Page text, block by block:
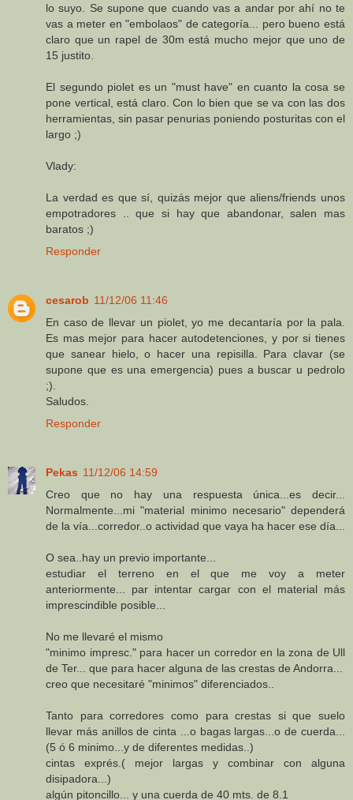
lo suyo. Se supone que cuando vas a andar por ahí no te
vas a meter en "embolaos" de categoría... pero bueno está
claro que un rapel de 30m está mucho mejor que uno de
15 justito.
El segundo piolet es un "must have" en cuanto la cosa se
pone vertical, está claro. Con lo bien que se va con las dos
herramientas, sin pasar penurias poniendo posturitas con el
largo ;)
Vlady:
La verdad es que sí, quizás mejor que aliens/friends unos
empotradores .. que si hay que abandonar, salen mas
baratos ;)
Responder
cesarob 11/12/06 11:46
En caso de llevar un piolet, yo me decantaría por la pala.
Es mas mejor para hacer autodetenciones, y por si tienes
que sanear hielo, o hacer una repisilla. Para clavar (se
supone que es una emergencia) pues a buscar u pedrolo
;).
Saludos.
Responder
Pekas 11/12/06 14:59
Creo que no hay una respuesta única...es decir...
Normalmente...mi "material minimo necesario" dependerá
de la vía...corredor..o actividad que vaya ha hacer ese día...
O sea..hay un previo importante...
estudiar el terreno en el que me voy a meter
anteriormente... par intentar cargar con el material más
imprescindible posible...
No me llevaré el mismo
"minimo impresc." para hacer un corredor en la zona de Ull
de Ter... que para hacer alguna de las crestas de Andorra...
creo que necesitaré "minimos" diferenciados..
Tanto para corredores como para crestas si que suelo
llevar más anillos de cinta ...o bagas largas...o de cuerda...
(5 ó 6 minimo...y de diferentes medidas..)
cintas exprés.( mejor largas y combinar con alguna
disipadora...)
algún pitoncillo... y una cuerda de 40 mts. de 8.1